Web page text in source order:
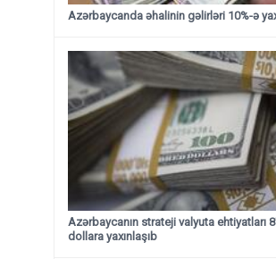
Azərbaycanda əhalinin gəlirləri 10%-ə
Azərbaycanın strateji valyuta ehtiyatları
dollara yaxınlaşıb